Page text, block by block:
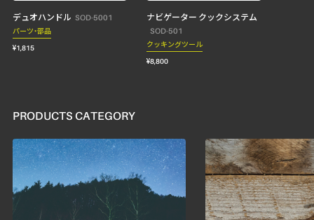
デュオハンドル SOD-5001
パーツ・部品
¥1,815
ナビゲーター クックシステム
SOD-501
クッキングツール
¥8,800
PRODUCTS CATEGORY